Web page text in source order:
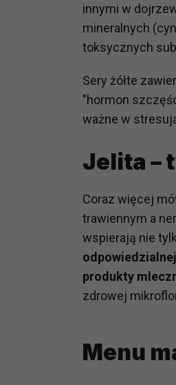
innymi w
mineralnych
toksycznych
Sery żółte
"hormon
ważne w
Jelita –
Coraz więcej
trawiennym a
wspierają nie
produkty
zdrowej
Menu